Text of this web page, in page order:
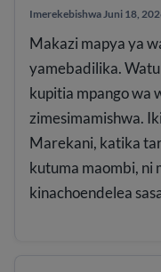
Imerekebishwa Juni 18,
Makazi mapya ya
yamebadilika.
kupitia mpango wa
zimesimamishwa.
Marekani, katika
kutuma maombi, ni
kinachoendelea